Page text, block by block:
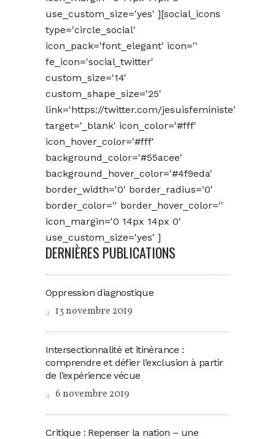
use_custom_size='yes' ][social_icons
type='circle_social'
icon_pack='font_elegant' icon=''
fe_icon='social_twitter'
custom_size='14'
custom_shape_size='25'
link='https://twitter.com/jesuisfeministe'
target='_blank' icon_color='#fff'
icon_hover_color='#fff'
background_color='#55acee'
background_hover_color='#4f9eda'
border_width='0' border_radius='0'
border_color='' border_hover_color=''
icon_margin='0 14px 14px 0'
use_custom_size='yes' ]
DERNIÈRES PUBLICATIONS
Oppression diagnostique
13 novembre 2019
Intersectionnalité et itinérance :
comprendre et défier l’exclusion à partir
de l’expérience vécue
6 novembre 2019
Critique : Repenser la nation – une